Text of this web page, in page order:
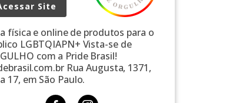
Site
física e online de produtos para o
LGBTQIAPN+ Vista-se de
com a Pride Brasil!
Rua Augusta, 1371,
17, em São Paulo.